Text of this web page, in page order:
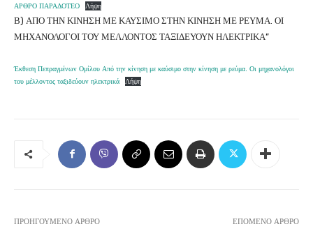
ΑΡΘΡΟ ΠΑΡΑΔΟΤΕΟ
Λήψη
Β) ΑΠΟ ΤΗΝ ΚΙΝΗΣΗ ΜΕ ΚΑΥΣΙΜΟ ΣΤΗΝ ΚΙΝΗΣΗ ΜΕ ΡΕΥΜΑ. ΟΙ
ΜΗΧΑΝΟΛΟΓΟΙ ΤΟΥ ΜΕΛΛΟΝΤΟΣ ΤΑΞΙΔΕΥΟΥΝ ΗΛΕΚΤΡΙΚΑ”
Έκθεση Πεπραγμένων Ομίλου Από την κίνηση με καύσιμο στην κίνηση με ρεύμα. Οι μηχανολόγοι
του μέλλοντος ταξιδεύουν ηλεκτρικά
Λήψη
ΠΡΟΗΓΟΎΜΕΝΟ ΆΡΘΡΟ ΕΠΌΜΕΝΟ ΆΡΘΡΟ